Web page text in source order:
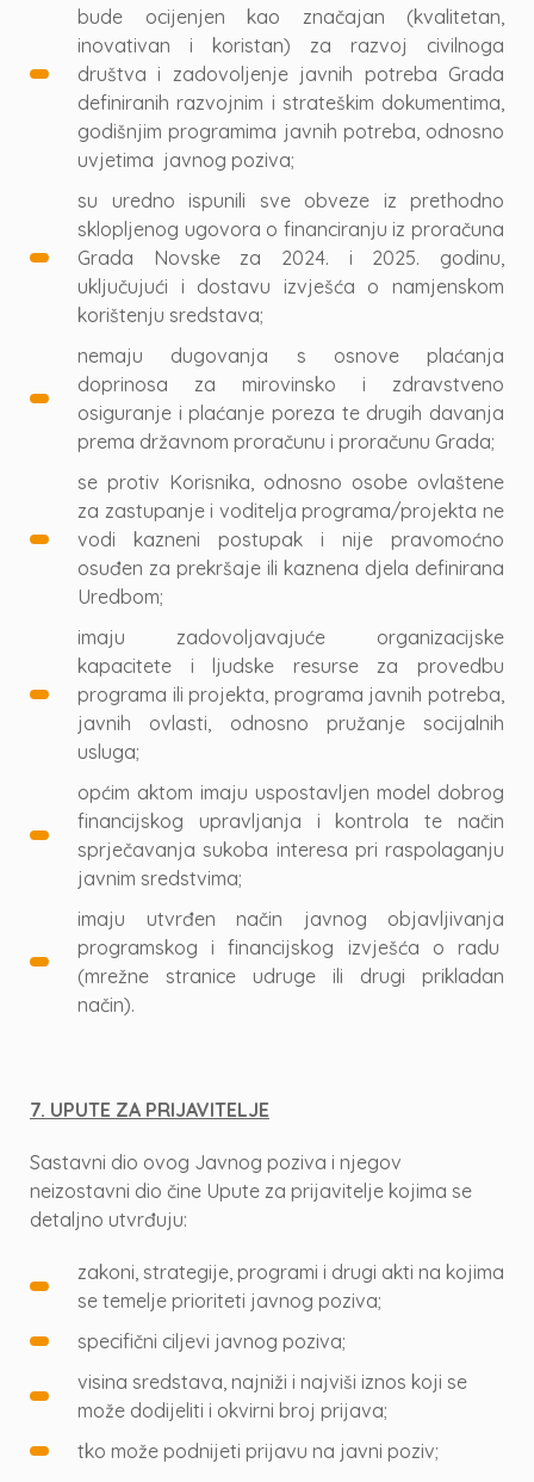
bude ocijenjen kao značajan (kvalitetan,
inovativan i koristan) za razvoj civilnoga
društva i zadovoljenje javnih potreba Grada
definiranih razvojnim i strateškim dokumentima,
godišnjim programima javnih potreba, odnosno
uvjetima javnog poziva;
su uredno ispunili sve obveze iz prethodno
sklopljenog ugovora o financiranju iz proračuna
Grada Novske za 2024. i 2025. godinu,
uključujući i dostavu izvješća o namjenskom
korištenju sredstava;
nemaju dugovanja s osnove plaćanja
doprinosa za mirovinsko i zdravstveno
osiguranje i plaćanje poreza te drugih davanja
prema državnom proračunu i proračunu Grada;
se protiv Korisnika, odnosno osobe ovlaštene
za zastupanje i voditelja programa/projekta ne
vodi kazneni postupak i nije pravomoćno
osuđen za prekršaje ili kaznena djela definirana
Uredbom;
imaju zadovoljavajuće organizacijske
kapacitete i ljudske resurse za provedbu
programa ili projekta, programa javnih potreba,
javnih ovlasti, odnosno pružanje socijalnih
usluga;
općim aktom imaju uspostavljen model dobrog
financijskog upravljanja i kontrola te način
sprječavanja sukoba interesa pri raspolaganju
javnim sredstvima;
imaju utvrđen način javnog objavljivanja
programskog i financijskog izvješća o radu
(mrežne stranice udruge ili drugi prikladan
način).
7. UPUTE ZA PRIJAVITELJE
Sastavni dio ovog Javnog poziva i njegov
neizostavni dio čine Upute za prijavitelje kojima se
detaljno utvrđuju:
zakoni, strategije, programi i drugi akti na kojima
se temelje prioriteti javnog poziva;
specifični ciljevi javnog poziva;
visina sredstava, najniži i najviši iznos koji se
može dodijeliti i okvirni broj prijava;
tko može podnijeti prijavu na javni poziv;